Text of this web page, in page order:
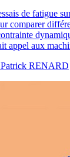
de fatigue
comparer
appel aux
Patrick RENARD